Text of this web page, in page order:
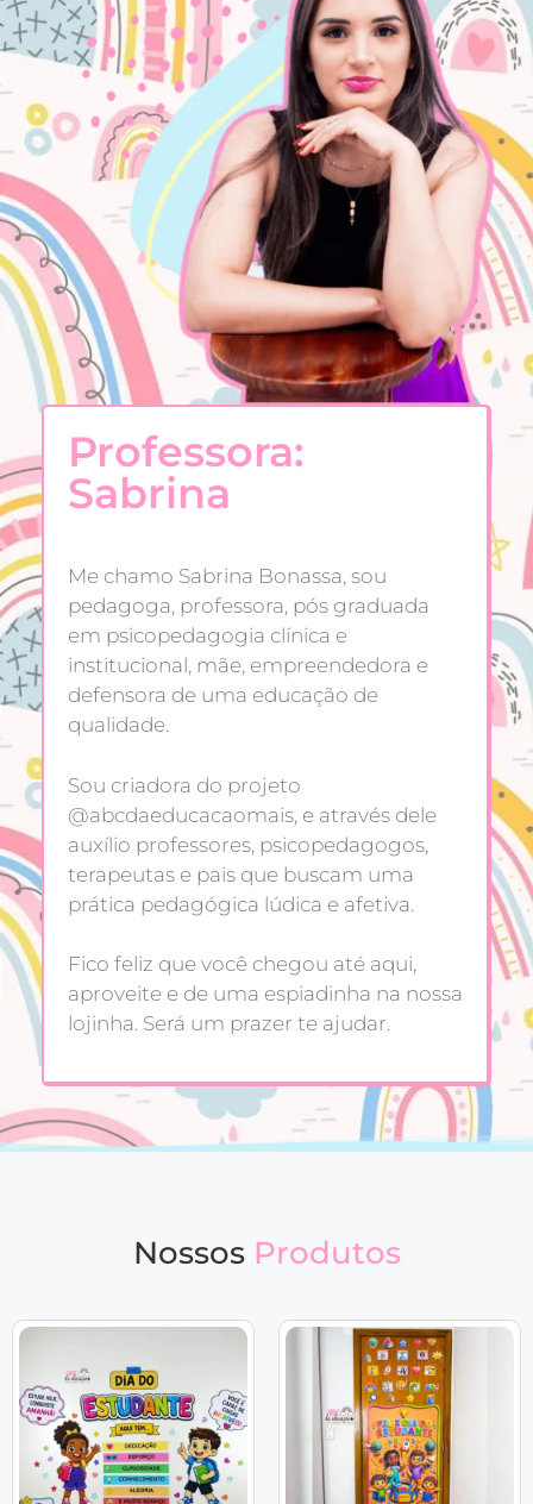
Professora:
Sabrina
Me chamo Sabrina Bonassa, sou
pedagoga, professora, pós graduada
em psicopedagogia clínica e
institucional, mãe, empreendedora e
defensora de uma educação de
qualidade.
Sou criadora do projeto
@abcdaeducacaomais, e através dele
auxílio professores, psicopedagogos,
terapeutas e pais que buscam uma
prática pedagógica lúdica e afetiva.
Fico feliz que você chegou até aqui,
aproveite e de uma espiadinha na nossa
lojinha. Será um prazer te ajudar.
Nossos Produtos